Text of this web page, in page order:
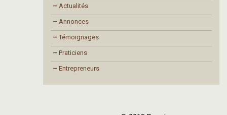
– Actualités
– Annonces
– Témoignages
– Praticiens
– Entrepreneurs